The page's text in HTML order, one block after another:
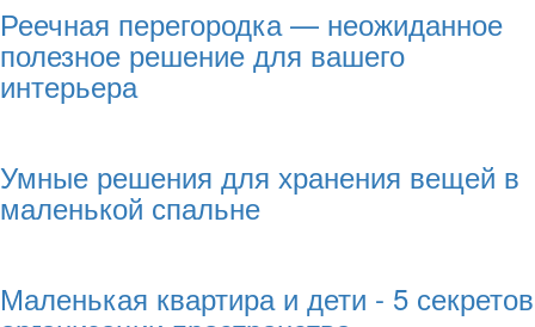
Реечная перегородка — неожиданное
полезное решение для вашего
интерьера
Умные решения для хранения вещей в
маленькой спальне
Маленькая квартира и дети - 5 секретов